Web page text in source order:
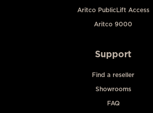
Aritco PublicLift Access
Aritco 9000
Support
Find a reseller
Showrooms
FAQ